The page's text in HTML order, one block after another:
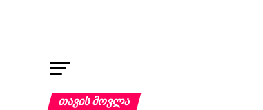
ᲗᲐᲕᲘᲡ ᲛᲝᲕᲚᲐ